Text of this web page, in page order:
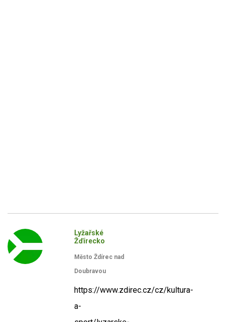
Lyžařské
Žďírecko
Město Ždírec nad
Doubravou
https://www.zdirec.cz/cz/kultura-
a-